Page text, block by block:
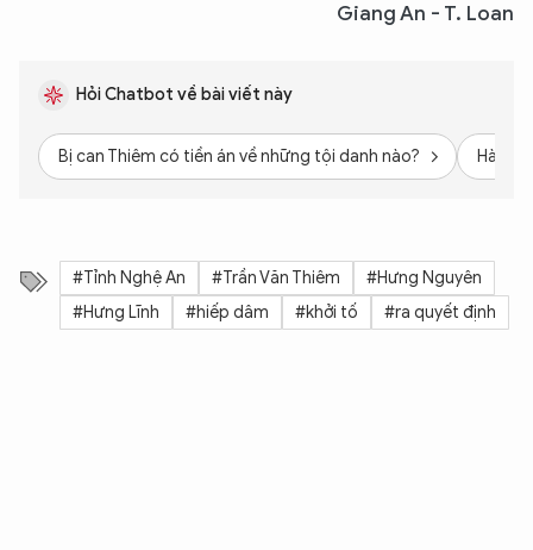
Giang An - T. Loan
Hỏi Chatbot về bài viết này
Bị can Thiêm có tiền án về những tội danh nào? Hành
#Tỉnh Nghệ An #Trần Văn Thiêm
#Hưng Nguyên
#Hưng Lĩnh
#hiếp dâm #khởi tố #ra quyết định